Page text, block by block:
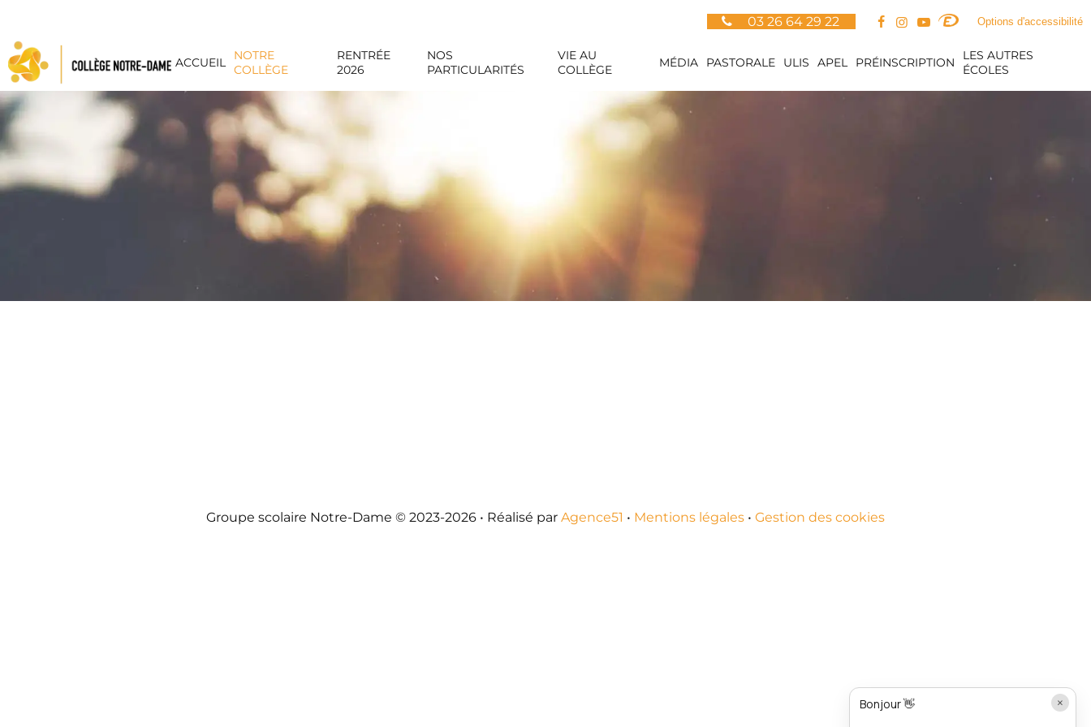
03 26 64 29 22 Options d'accessibilité
ACCUEIL NOTRE
COLLÈGE
RENTRÉE
2026
NOS
PARTICULARITÉS
VIE AU
COLLÈGE
MÉDIA PASTORALE ULIS APEL PRÉINSCRIPTION
LES AUTRES
ÉCOLES
Groupe scolaire Notre-Dame © 2023-2026 • Réalisé par Agence51 • Mentions légales • Gestion des cookies
Bonjour 👋 ×